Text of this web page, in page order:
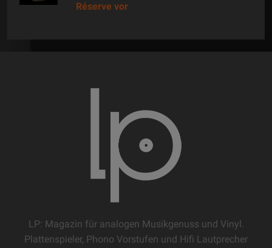
Réserve vor
LP: Magazin für analogen Musikgenuss und Vinyl.
Plattenspieler, Phono Vorstufen und Hifi Lautprecher